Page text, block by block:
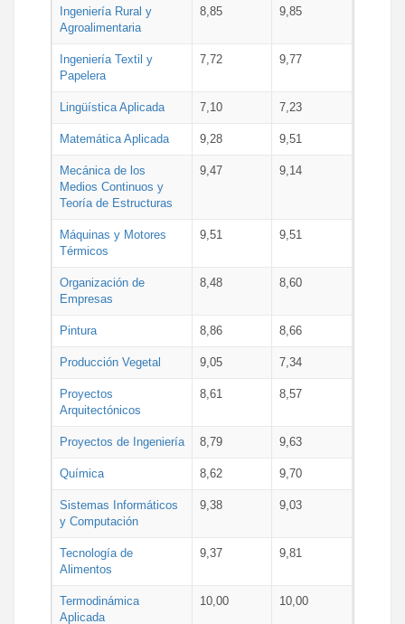
Ingeniería Rural y
Agroalimentaria
8,85 9,85
Ingeniería Textil y
Papelera
7,72 9,77
Lingüística Aplicada 7,10 7,23
Matemática Aplicada 9,28 9,51
Mecánica de los
Medios Continuos y
Teoría de Estructuras
9,47 9,14
Máquinas y Motores
Térmicos
9,51 9,51
Organización de
Empresas
8,48 8,60
Pintura 8,86 8,66
Producción Vegetal 9,05 7,34
Proyectos
Arquitectónicos
8,61 8,57
Proyectos de Ingeniería 8,79 9,63
Química 8,62 9,70
Sistemas Informáticos
y Computación
9,38 9,03
Tecnología de
Alimentos
9,37 9,81
Termodinámica
Aplicada
10,00 10,00